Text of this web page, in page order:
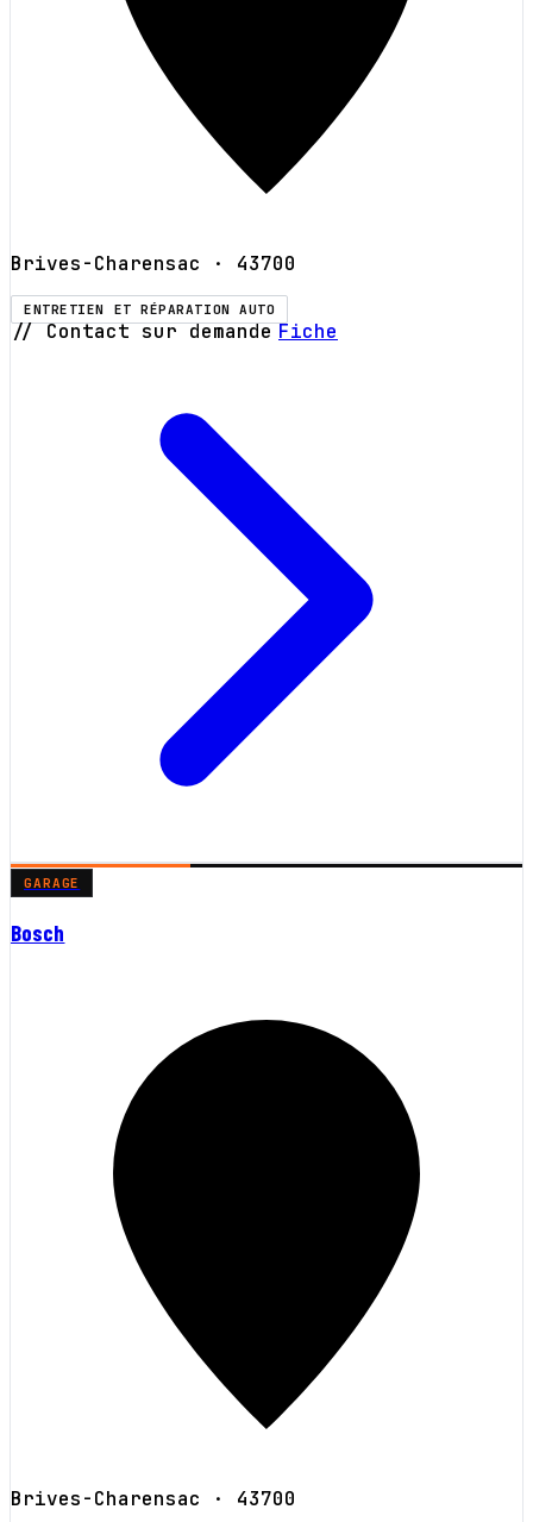
Brives-Charensac · 43700
ENTRETIEN ET RÉPARATION AUTO
// Contact sur demande Fiche
GARAGE
Bosch
Brives-Charensac · 43700